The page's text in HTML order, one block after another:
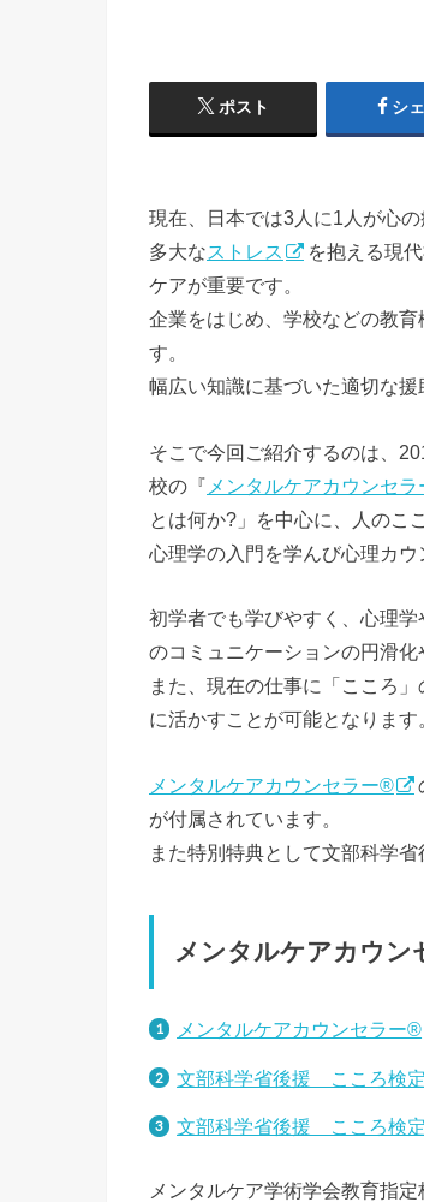
ポスト シ
現在、日本では3人に1人が心
多大なストレス
を抱える現
ケアが重要です。
企業をはじめ、学校などの教
す。
幅広い知識に基づいた適切な
そこで今回ご紹介するのは、
校の『 メンタルケアカウンセ
とは何か?」を中心に、人のこ
心理学の入門を学んび心理カウ
初学者でも学びやすく、心理
のコミュニケーションの円滑
また、現在の仕事に「こころ
に活かすことが可能となります
メンタルケアカウンセラー®
が付属されています。
また特別特典として文部科学
メンタルケアカウン
メンタルケアカウンセラー®
文部科学省後援 こころ検
文部科学省後援 こころ検
メンタルケア学術学会教育指